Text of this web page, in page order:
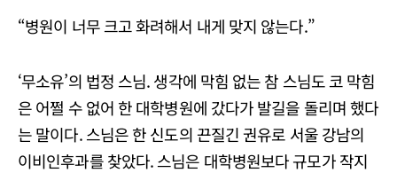
“병원이 너무 크고 화려해서 내게 맞지 않는다.”
‘무소유’의 법정 스님. 생각에 막힘 없는 참 스님도 코 막힘
은 어쩔 수 없어 한 대학병원에 갔다가 발길을 돌리며 했다
는 말이다. 스님은 한 신도의 끈질긴 권유로 서울 강남의
이비인후과를 찾았다. 스님은 대학병원보다 규모가 작지